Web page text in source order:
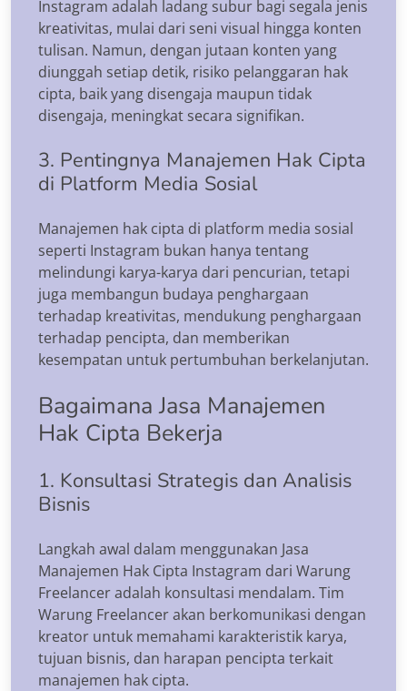
Instagram adalah ladang subur bagi segala jenis
kreativitas, mulai dari seni visual hingga konten
tulisan. Namun, dengan jutaan konten yang
diunggah setiap detik, risiko pelanggaran hak
cipta, baik yang disengaja maupun tidak
disengaja, meningkat secara signifikan.
3. Pentingnya Manajemen Hak Cipta
di Platform Media Sosial
Manajemen hak cipta di platform media sosial
seperti Instagram bukan hanya tentang
melindungi karya-karya dari pencurian, tetapi
juga membangun budaya penghargaan
terhadap kreativitas, mendukung penghargaan
terhadap pencipta, dan memberikan
kesempatan untuk pertumbuhan berkelanjutan.
Bagaimana Jasa Manajemen
Hak Cipta Bekerja
1. Konsultasi Strategis dan Analisis
Bisnis
Langkah awal dalam menggunakan Jasa
Manajemen Hak Cipta Instagram dari Warung
Freelancer adalah konsultasi mendalam. Tim
Warung Freelancer akan berkomunikasi dengan
kreator untuk memahami karakteristik karya,
tujuan bisnis, dan harapan pencipta terkait
manajemen hak cipta.